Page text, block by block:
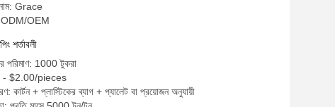
Grace
ODM/OEM
শর্তাবলী
পরিমাণ: 1000 টুকরা
- $2.00/pieces
কার্টন + প্লাস্টিকের ব্যাগ + প্যালেট বা প্রয়োজন অনুযায়ী